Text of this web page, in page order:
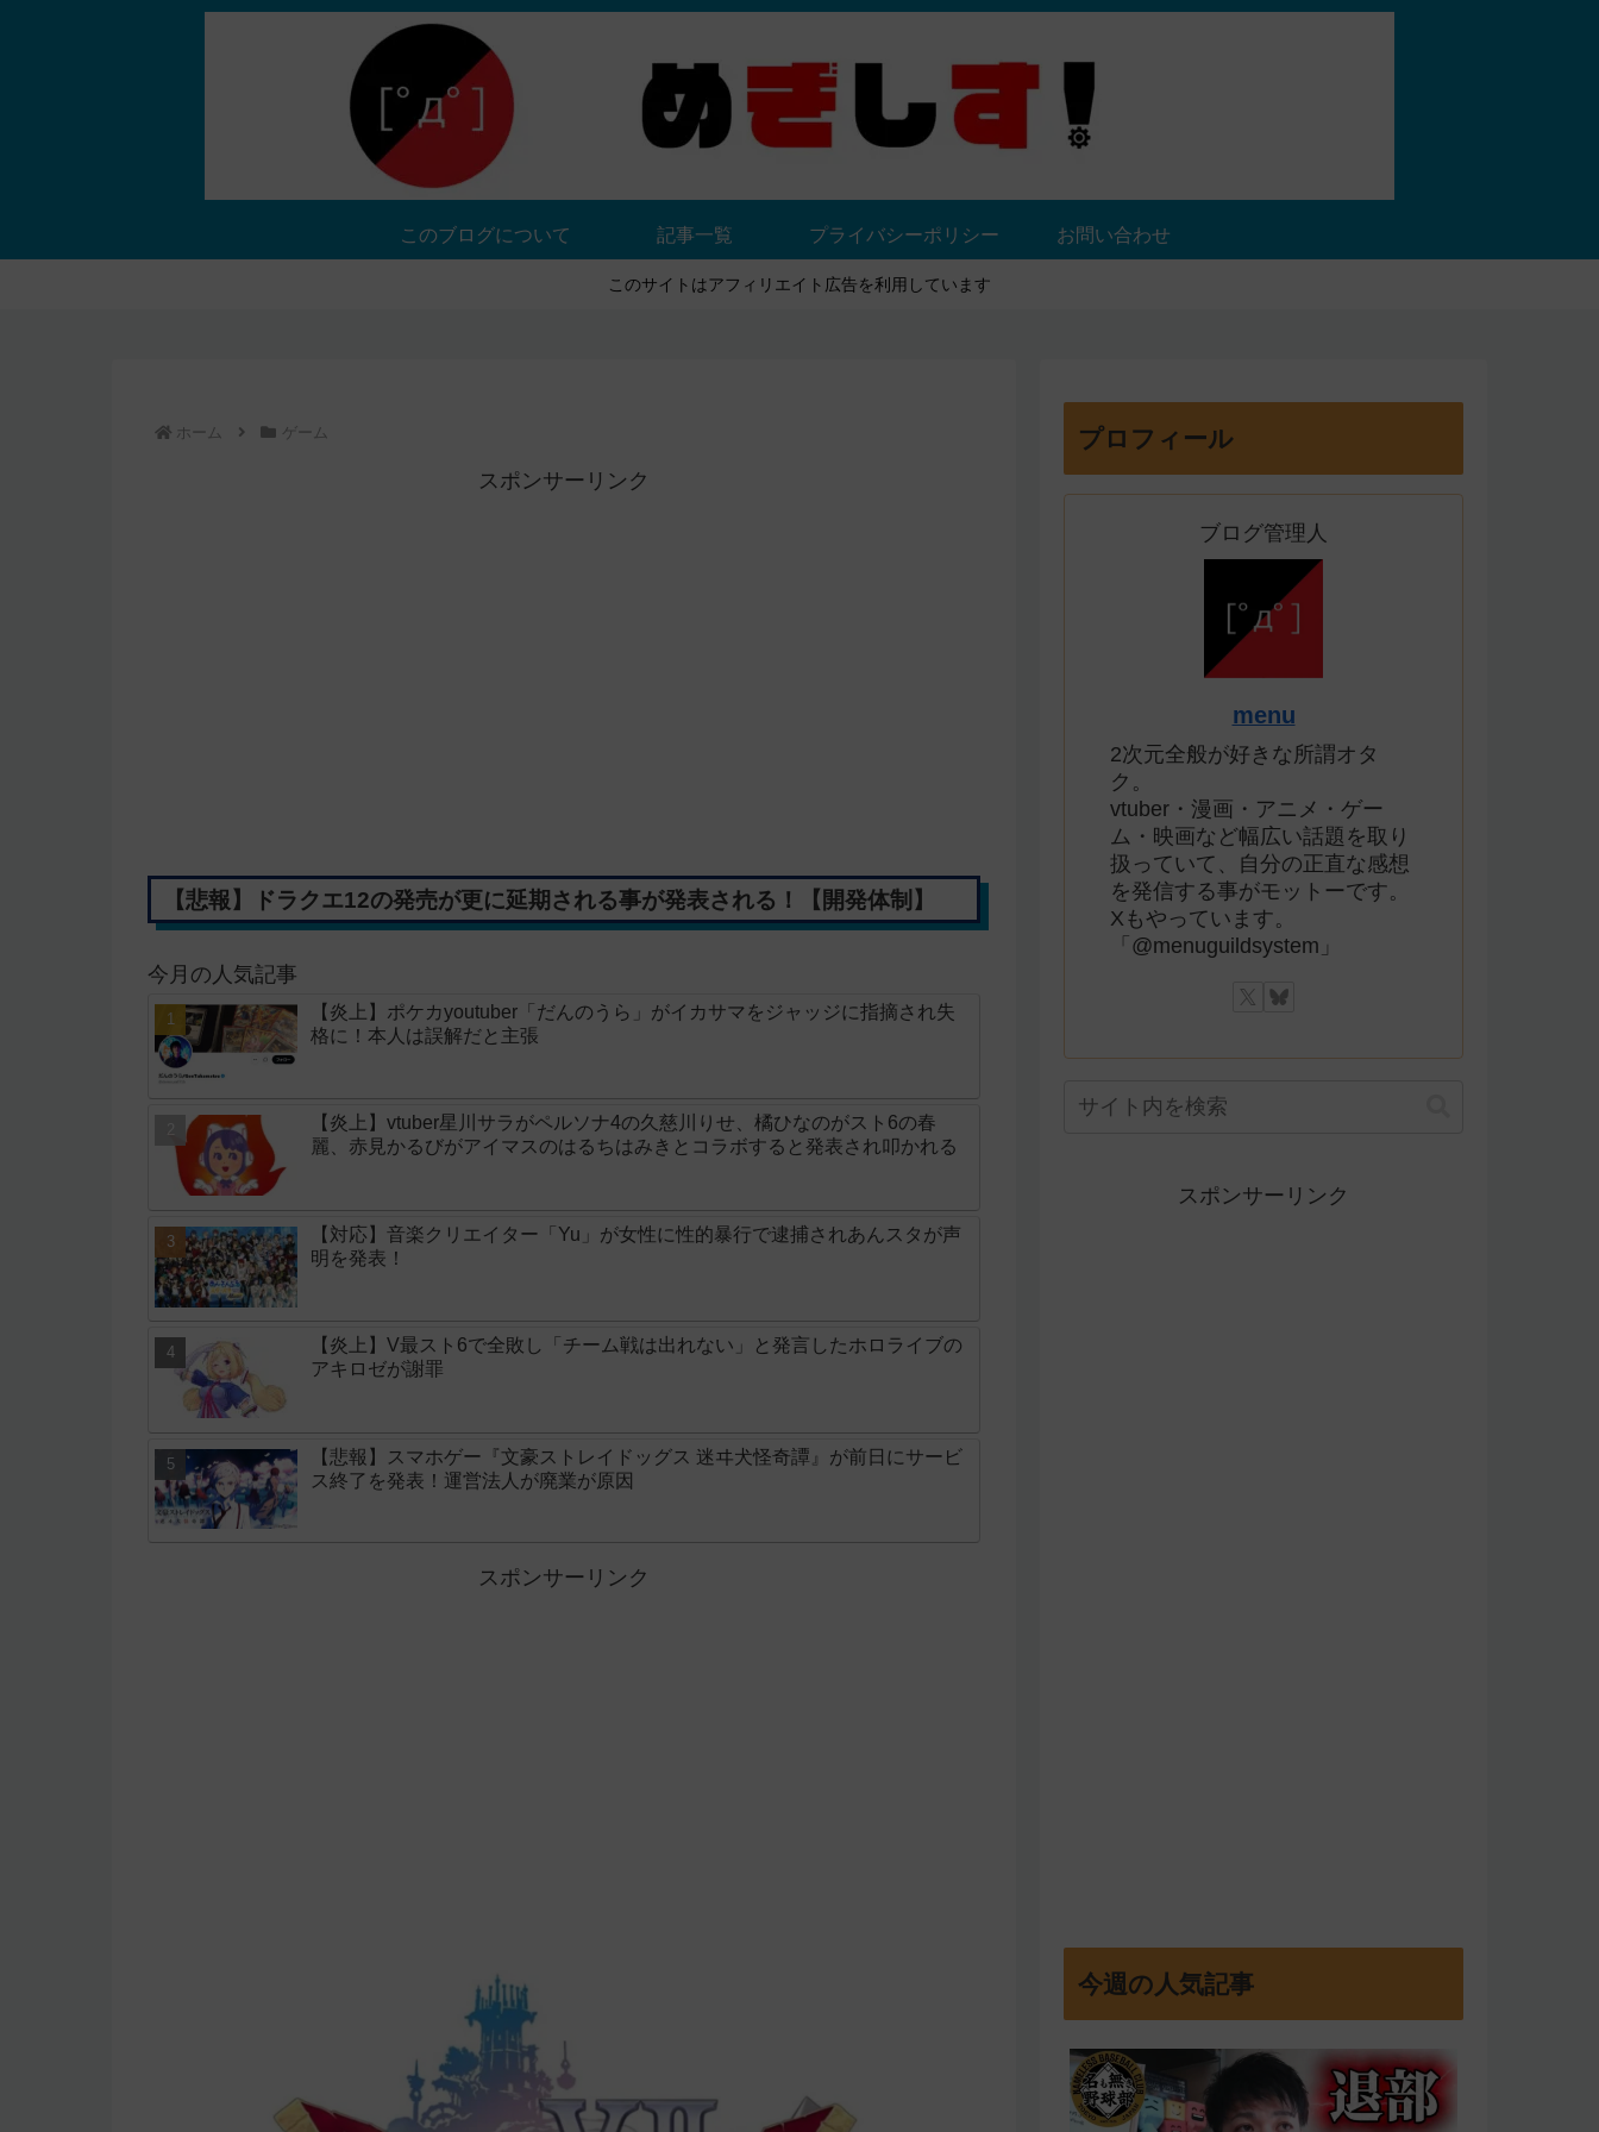
このブログについて 記事一覧 プライバシーポリシー お問い合わせ
このサイトはアフィリエイト広告を利用しています
ホーム ゲーム
スポンサーリンク
【悲報】ドラクエ12の発売が更に延期される事が発表される！【開発体制】
今月の人気記事
【炎上】ポケカyoutuber「だんのうら」がイカサマをジャッジに指摘され失
格に！本人は誤解だと主張
【炎上】vtuber星川サラがペルソナ4の久慈川りせ、橘ひなのがスト6の春
麗、赤見かるびがアイマスのはるちはみきとコラボすると発表され叩かれる
【対応】音楽クリエイター「Yu」が女性に性的暴行で逮捕されあんスタが声
明を発表！
【炎上】V最スト6で全敗し「チーム戦は出れない」と発言したホロライブの
アキロゼが謝罪
【悲報】スマホゲー『文豪ストレイドッグス 迷ヰ犬怪奇譚』が前日にサービ
ス終了を発表！運営法人が廃業が原因
スポンサーリンク
プロフィール
ブログ管理人
menu
2次元全般が好きな所謂オタ
ク。
vtuber・漫画・アニメ・ゲー
ム・映画など幅広い話題を取り
扱っていて、自分の正直な感想
を発信する事がモットーです。
Xもやっています。
「@menuguildsystem」
スポンサーリンク
今週の人気記事